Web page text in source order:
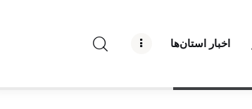
اخبار استان‌ها
درباره راه‌ نو نیوز